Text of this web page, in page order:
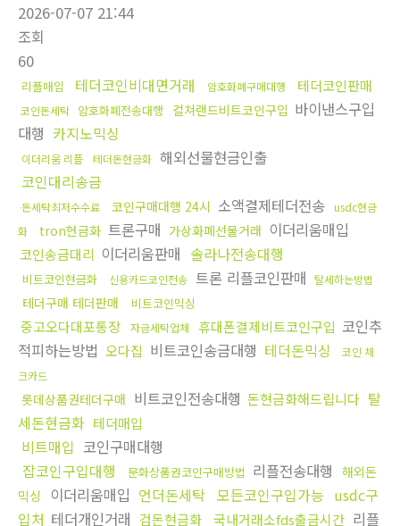
2026-07-07 21:44
조회
60
리플매입 테더코인비대면거래 암호화폐구매대행 테더코인판매
코인돈세탁 암호화폐전송대행 컬쳐랜드비트코인구입 바이낸스구입
대행 카지노믹싱
이더리움 리플 테더돈현금화 해외선물현금인출
코인대리송금
돈세탁최저수수료 코인구매대행 24시 소액결제테더전송 usdc현금
화
tron현금화 트론구매 가상화폐선물거래 이더리움매입
코인송금대리 이더리움판매 솔라나전송대행
비트코인현금화 신용카드코인전송 트론 리플코인판매 탈세하는방법
테더구매 테더판매 비트코인믹싱
중고오다대포통장 자금세탁업체 휴대폰결제비트코인구입 코인추
적피하는방법 오다집 비트코인송금대행 테더돈믹싱
코인 체
크카드
롯데상품권테더구매 비트코인전송대행 돈현금화해드립니다 탈
세돈현금화 테더매입
비트매입 코인구매대행
잡코인구입대행
문화상품권코인구매방법 리플전송대행 해외돈
믹싱
이더리움매입 언더돈세탁 모든코인구입가능 usdc구
입처 테더개인거래 검돈현금화 국내거래소fds출금시간 리플